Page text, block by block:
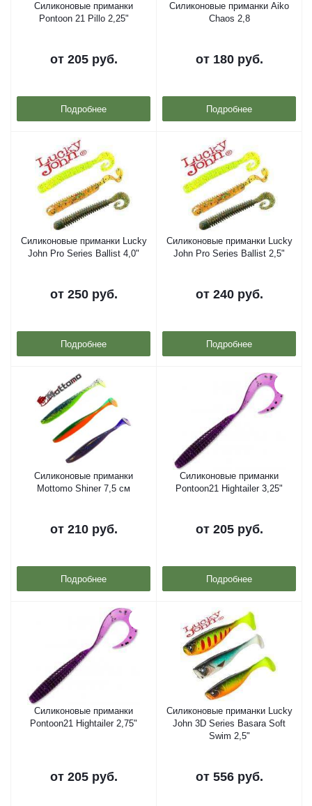
Силиконовые приманки
Pontoon 21 Pillo 2,25"
от 205 руб.
Подробнее
Силиконовые приманки Aiko
Chaos 2,8
от 180 руб.
Подробнее
Силиконовые приманки Lucky
John Pro Series Ballist 4,0"
от 250 руб.
Подробнее
Силиконовые приманки Lucky
John Pro Series Ballist 2,5"
от 240 руб.
Подробнее
Силиконовые приманки
Mottomo Shiner 7,5 см
от 210 руб.
Подробнее
Силиконовые приманки
Pontoon21 Hightailer 3,25"
от 205 руб.
Подробнее
Силиконовые приманки
Pontoon21 Hightailer 2,75"
от 205 руб.
Силиконовые приманки Lucky
John 3D Series Basara Soft
Swim 2,5"
от 556 руб.